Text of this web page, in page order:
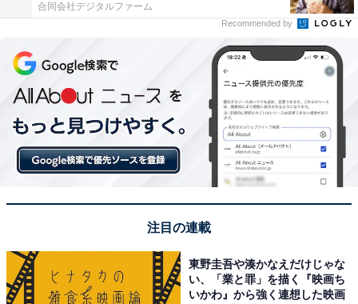
合同会社デジタルファーム
Recommended by
注目の連載
東野圭吾や湊かなえだけじゃな
い、「業と罪」を描く『映画ち
いかわ』から強く連想した映画